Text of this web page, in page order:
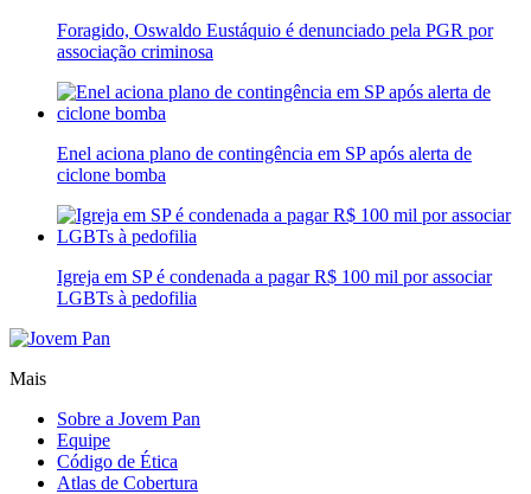
Foragido, Oswaldo Eustáquio é denunciado pela PGR por
associação criminosa
Enel aciona plano de contingência em SP após alerta de
ciclone bomba
Igreja em SP é condenada a pagar R$ 100 mil por associar
LGBTs à pedofilia
Mais
Sobre a Jovem Pan
Equipe
Código de Ética
Atlas de Cobertura